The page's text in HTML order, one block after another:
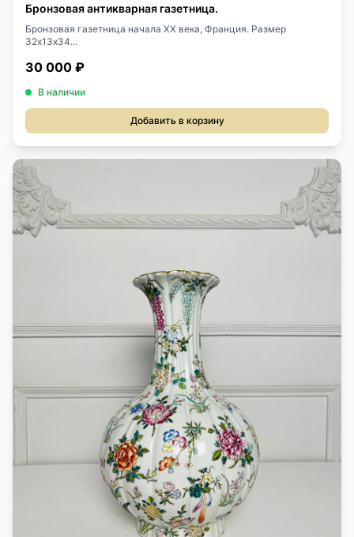
Бронзовая антикварная газетница.
Бронзовая газетница начала ХХ века, Франция. Размер
32х13х34...
30 000 ₽
В наличии
Добавить в корзину